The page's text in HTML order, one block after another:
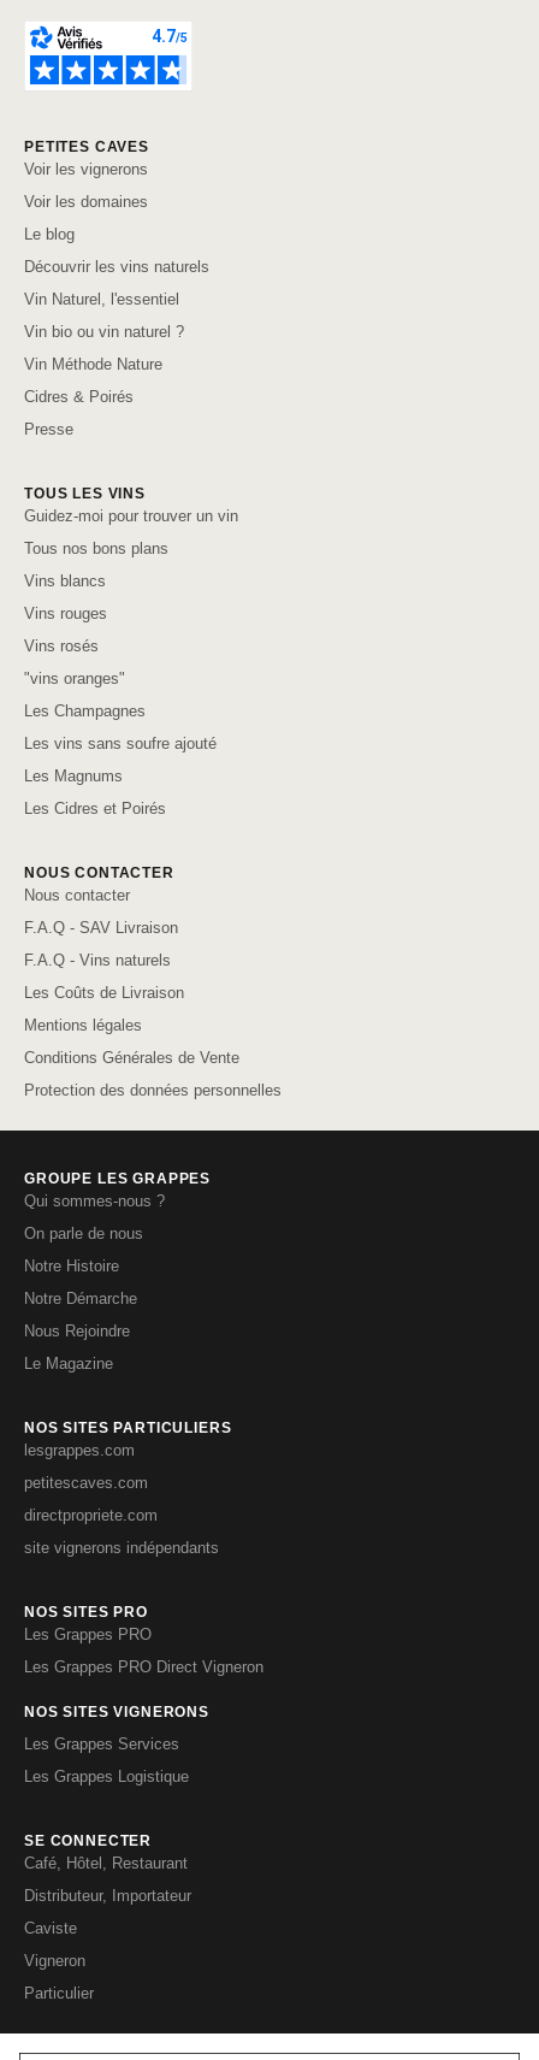
PETITES CAVES
Voir les vignerons
Voir les domaines
Le blog
Découvrir les vins naturels
Vin Naturel, l'essentiel
Vin bio ou vin naturel ?
Vin Méthode Nature
Cidres & Poirés
Presse
TOUS LES VINS
Guidez-moi pour trouver un vin
Tous nos bons plans
Vins blancs
Vins rouges
Vins rosés
"vins oranges"
Les Champagnes
Les vins sans soufre ajouté
Les Magnums
Les Cidres et Poirés
NOUS CONTACTER
Nous contacter
F.A.Q - SAV Livraison
F.A.Q - Vins naturels
Les Coûts de Livraison
Mentions légales
Conditions Générales de Vente
Protection des données personnelles
GROUPE LES GRAPPES
Qui sommes-nous ?
On parle de nous
Notre Histoire
Notre Démarche
Nous Rejoindre
Le Magazine
NOS SITES PARTICULIERS
lesgrappes.com
petitescaves.com
directpropriete.com
site vignerons indépendants
NOS SITES PRO
Les Grappes PRO
Les Grappes PRO Direct Vigneron
NOS SITES VIGNERONS
Les Grappes Services
Les Grappes Logistique
SE CONNECTER
Café, Hôtel, Restaurant
Distributeur, Importateur
Caviste
Vigneron
Particulier